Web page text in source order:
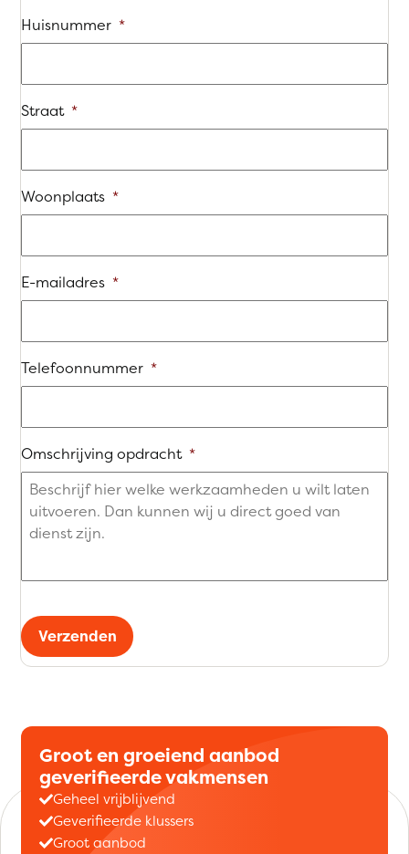
Huisnummer *
Straat *
Woonplaats *
E-mailadres *
Telefoonnummer *
Omschrijving opdracht *
Verzenden
Groot en groeiend aanbod
geverifieerde vakmensen
Geheel vrijblijvend
Geverifieerde klussers
Groot aanbod